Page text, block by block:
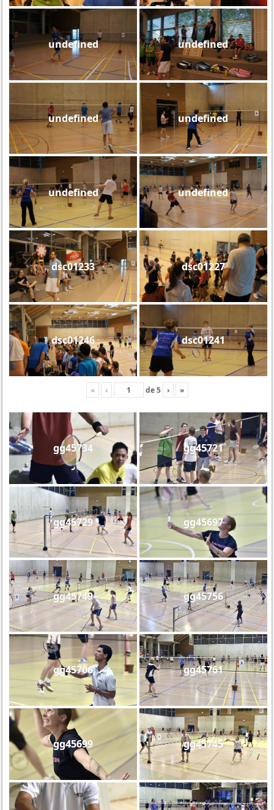
undefined undefined
undefined undefined
undefined undefined
dsc01233 dsc01227
dsc01246 dsc01241
« ‹ de5 › »
gg45734 gg45721
gg45729 gg45697
gg45749 gg45756
gg45706 gg45761
gg45699 gg45745